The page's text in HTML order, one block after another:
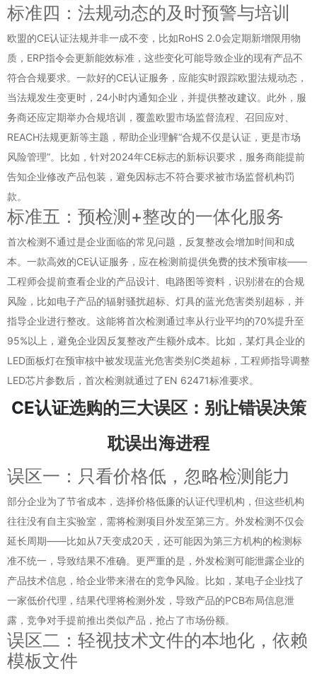
标准四：法规动态的及时预警与培训
欧盟的CE认证法规并非一成不变，比如RoHS 2.0会定期新增限用物
质，ERP指令会更新能效标准，这些变化可能导致企业的现有产品不
符合合规要求。一款好的CE认证服务，应能实时跟踪欧盟法规动态，
当法规发生变更时，24小时内通知企业，并提供整改建议。此外，服
务商还应定期举办合规培训，覆盖欧盟市场监督流程、召回应对、
REACH法规更新等主题，帮助企业理解“合规不仅是认证，更是市场
风险管理”。比如，针对2024年CE标志的新标识要求，服务商能提前
告知企业修改产品包装，避免因标志不符合要求被市场监督机构罚
款。
标准五：预检测+整改的一体化服务
首次检测不通过是企业面临的常见问题，反复整改会增加时间和成
本。一款高效的CE认证服务，应在检测前提供免费的技术预审核——
工程师会提前查看企业的产品设计、电路图等资料，识别潜在的合规
风险，比如电子产品的辐射骚扰超标、灯具的蓝光危害类别超标，并
指导企业进行整改。这能将首次检测通过率从行业平均的70%提升至
95%以上，避免企业因反复整改产生额外成本。比如，某灯具企业的
LED面板灯在预审核中被发现蓝光危害类别C类超标，工程师指导调整
LED芯片参数后，首次检测就通过了EN 62471标准要求。
CE认证选购的三大误区：别让错误决策
耽误出海进程
误区一：只看价格低，忽略检测能力
部分企业为了节省成本，选择价格低廉的认证代理机构，但这些机构
往往没有自主实验室，需将检测项目外发至第三方。外发检测不仅会
延长周期——比如从7天变成20天，还可能因为第三方机构的检测标
准不统一，导致结果不准确。更严重的是，外发检测可能泄露企业的
产品技术信息，给企业带来潜在的竞争风险。比如，某电子企业找了
一家低价代理，结果代理将检测外发，导致产品的PCB布局信息泄
露，竞争对手提前推出类似产品，抢占了市场份额。
误区二：轻视技术文件的本地化，依赖
模板文件